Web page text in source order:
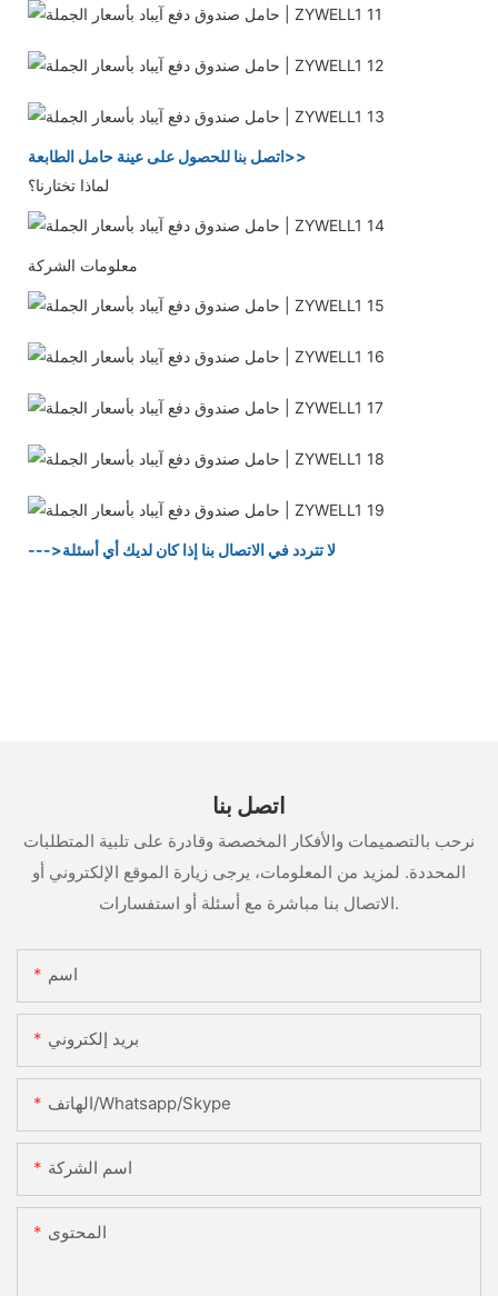
اتصل بنا للحصول على عينة حامل الطابعة>>
لماذا تختارنا؟
معلومات الشركة
--->لا تتردد في الاتصال بنا إذا كان لديك أي أسئلة
اتصل بنا
نرحب بالتصميمات والأفكار المخصصة وقادرة على تلبية المتطلبات
المحددة. لمزيد من المعلومات، يرجى زيارة الموقع الإلكتروني أو
الاتصال بنا مباشرة مع أسئلة أو استفسارات.
اسم
بريد إلكتروني
الهاتف/Whatsapp/Skype
اسم الشركة
المحتوى